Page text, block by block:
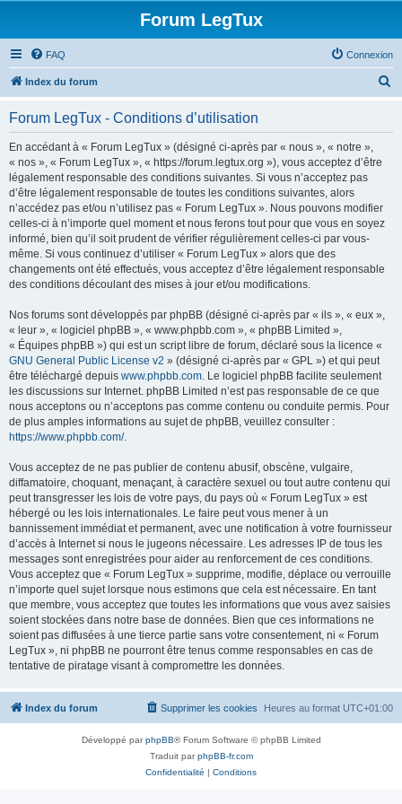
Forum LegTux
FAQ Connexion
Index du forum
Forum LegTux - Conditions d’utilisation
En accédant à « Forum LegTux » (désigné ci-après par « nous », « notre »,
« nos », « Forum LegTux », « https://forum.legtux.org »), vous acceptez d’être
légalement responsable des conditions suivantes. Si vous n’acceptez pas
d’être légalement responsable de toutes les conditions suivantes, alors
n’accédez pas et/ou n’utilisez pas « Forum LegTux ». Nous pouvons modifier
celles-ci à n’importe quel moment et nous ferons tout pour que vous en soyez
informé, bien qu’il soit prudent de vérifier régulièrement celles-ci par vous-
même. Si vous continuez d’utiliser « Forum LegTux » alors que des
changements ont été effectués, vous acceptez d’être légalement responsable
des conditions découlant des mises à jour et/ou modifications.
Nos forums sont développés par phpBB (désigné ci-après par « ils », « eux »,
« leur », « logiciel phpBB », « www.phpbb.com », « phpBB Limited »,
« Équipes phpBB ») qui est un script libre de forum, déclaré sous la licence «
GNU General Public License v2 » (désigné ci-après par « GPL ») et qui peut
être téléchargé depuis www.phpbb.com. Le logiciel phpBB facilite seulement
les discussions sur Internet. phpBB Limited n’est pas responsable de ce que
nous acceptons ou n’acceptons pas comme contenu ou conduite permis. Pour
de plus amples informations au sujet de phpBB, veuillez consulter :
https://www.phpbb.com/.
Vous acceptez de ne pas publier de contenu abusif, obscène, vulgaire,
diffamatoire, choquant, menaçant, à caractère sexuel ou tout autre contenu qui
peut transgresser les lois de votre pays, du pays où « Forum LegTux » est
hébergé ou les lois internationales. Le faire peut vous mener à un
bannissement immédiat et permanent, avec une notification à votre fournisseur
d’accès à Internet si nous le jugeons nécessaire. Les adresses IP de tous les
messages sont enregistrées pour aider au renforcement de ces conditions.
Vous acceptez que « Forum LegTux » supprime, modifie, déplace ou verrouille
n’importe quel sujet lorsque nous estimons que cela est nécessaire. En tant
que membre, vous acceptez que toutes les informations que vous avez saisies
soient stockées dans notre base de données. Bien que ces informations ne
soient pas diffusées à une tierce partie sans votre consentement, ni « Forum
LegTux », ni phpBB ne pourront être tenus comme responsables en cas de
tentative de piratage visant à compromettre les données.
Index du forum Heures au format UTC+01:00
Supprimer les cookies
Développé parphpBB® Forum Software © phpBB Limited
Traduit parphpBB-fr.com
Confidentialité | Conditions